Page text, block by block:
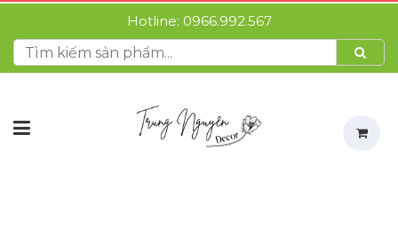
Hotline: 0966.992.567